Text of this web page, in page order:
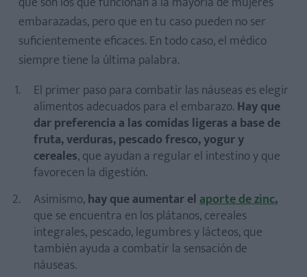
embarazadas, pero que en tu caso pueden no ser
suficientemente eficaces. En todo caso, el médico
siempre tiene la última palabra.
El primer paso para combatir las náuseas es elegir
alimentos adecuados para el embarazo. Hay que
dar preferencia a las comidas ligeras a base de
fruta, verduras, pescado fresco, yogur y
cereales, que ayudan a regular el intestino y que
favorecen la digestión.
Asimismo,hay que aumentar elaporte de zinc,
que se encuentra en los plátanos, cereales
integrales, pescado, legumbres y lácteos, que
también ayuda a combatir la sensación de
náuseas.